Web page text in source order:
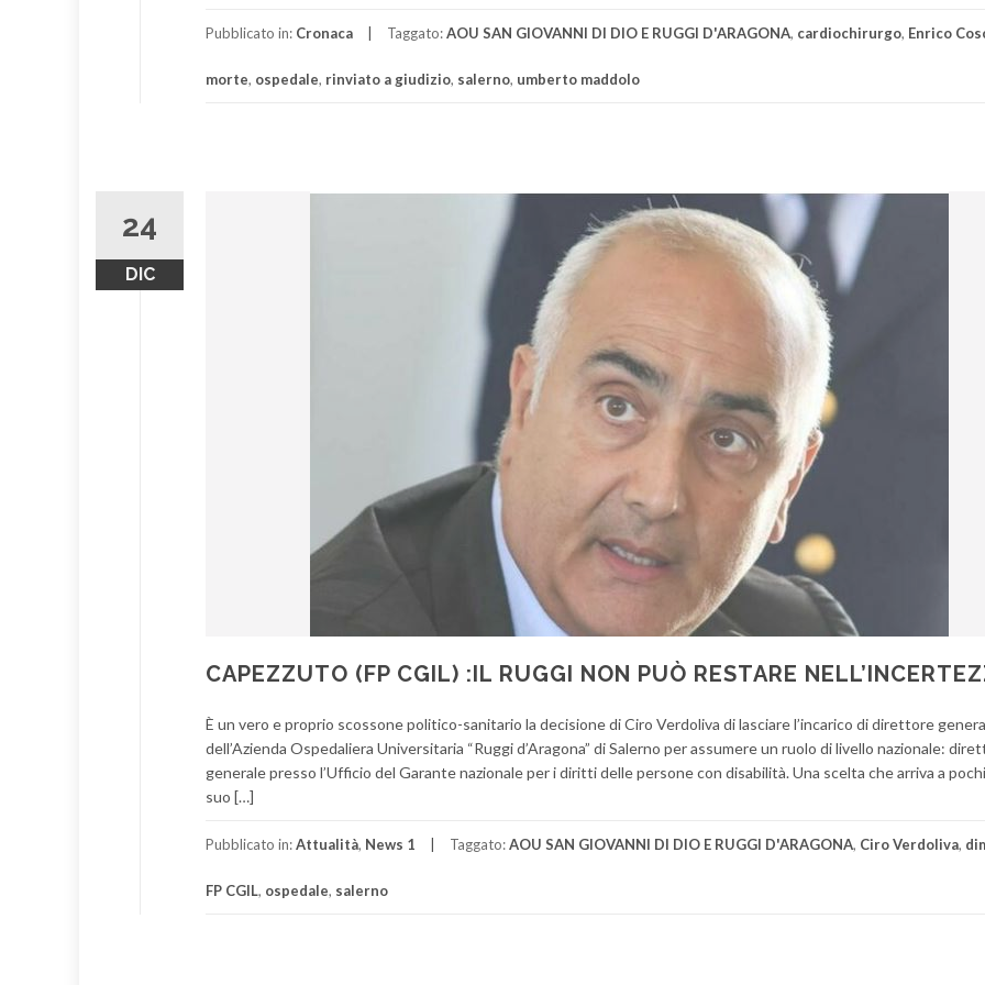
Pubblicato in: Cronaca Taggato:AOU SAN GIOVANNI DI DIO E RUGGI D'ARAGONA, cardiochirurgo, Enrico
morte, ospedale, rinviato a giudizio, salerno, umberto maddolo
24
DIC
CAPEZZUTO (FP CGIL) :IL RUGGI NON PUÒ RESTARE
È un vero e proprio scossone politico-sanitario la decisione di Ciro Verdoliva di lasciare l’incarico di direttore
dell’Azienda Ospedaliera Universitaria “Ruggi d’Aragona” di Salerno per assumere un ruolo di livello nazionale:
generale presso l’Ufficio del Garante nazionale per i diritti delle persone con disabilità. Una scelta che arriva a
suo […]
Pubblicato in:Attualità, News 1 Taggato:AOU SAN GIOVANNI DI DIO E RUGGI D'ARAGONA, Ciro Verdoliva,
FP CGIL, ospedale, salerno